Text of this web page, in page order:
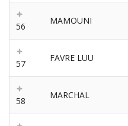
56
MAMOUNI
57
FAVRE LUU
58
MARCHAL